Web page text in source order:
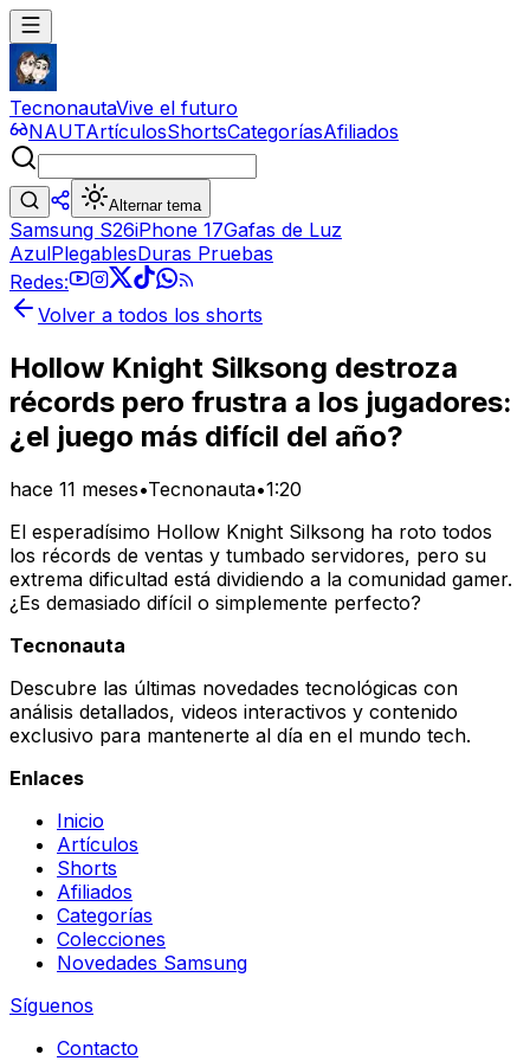
TecnonautaVive el futuro
NAUTArtículosShortsCategoríasAfiliados
Alternar tema
Samsung S26iPhone 17Gafas de Luz
AzulPlegablesDuras Pruebas
Redes:
Volver a todos los shorts
Hollow Knight Silksong destroza
récords pero frustra a los jugadores:
¿el juego más difícil del año?
hace 11 meses•Tecnonauta•1:20
El esperadísimo Hollow Knight Silksong ha roto todos
los récords de ventas y tumbado servidores, pero su
extrema dificultad está dividiendo a la comunidad gamer.
¿Es demasiado difícil o simplemente perfecto?
Tecnonauta
Descubre las últimas novedades tecnológicas con
análisis detallados, videos interactivos y contenido
exclusivo para mantenerte al día en el mundo tech.
Enlaces
Inicio
Artículos
Shorts
Afiliados
Categorías
Colecciones
Novedades Samsung
Síguenos
Contacto